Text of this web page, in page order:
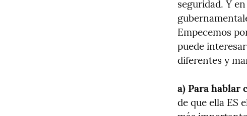
seguridad. Y
Empecemos
puede
diferentes y
a) Para hablar
de que ella ES